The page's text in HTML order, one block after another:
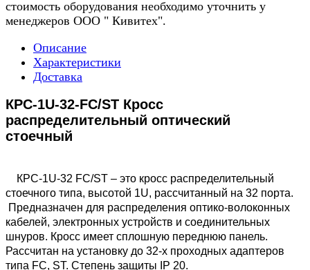
стоимость оборудования необходимо уточнить у
менеджеров ООО " Кивитех".
Описание
Характеристики
Доставка
КРС-1U-32-FC/ST Кросс
распределительный оптический
стоечный
КРС-1U-32 FC/ST – это кросс распределительный
стоечного типа, высотой 1U, рассчитанный на 32 порта.
Предназначен для распределения оптико-волоконных
кабелей, электронных устройств и соединительных
шнуров. Кросс имеет сплошную переднюю панель.
Рассчитан на установку до 32-х проходных адаптеров
типа FC, ST. Степень защиты IP 20.